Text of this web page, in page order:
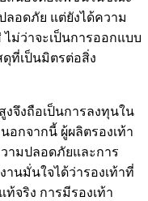
ลอดภัย แต่ยังได้ความ
ม่ว่าจะเป็นการออกแบบ
ที่เป็นมิตรต่อสิ่ง
จึงถือเป็นการลงทุนใน
อกจากนี้ ผู้ผลิตรองเท้า
ามปลอดภัยและการ
นมั่นใจได้ว่ารองเท้าที่
จริง การมีรองเท้า